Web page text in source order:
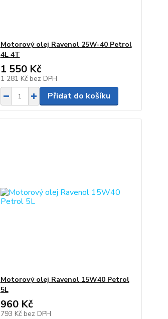
Motorový olej Ravenol 25W-40 Petrol
4L 4T
1 550 Kč
1 281 Kč bez DPH
Přidat do košíku
Motorový olej Ravenol 15W40 Petrol
5L
960 Kč
793 Kč bez DPH